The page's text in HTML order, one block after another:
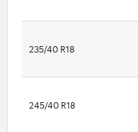
235/40 R18
245/40 R18